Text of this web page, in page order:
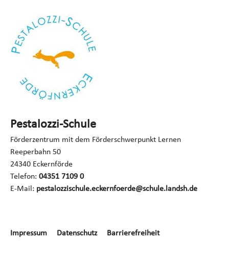
Pestalozzi-Schule
Förderzentrum mit dem Förderschwerpunkt Lernen
Reeperbahn 50
24340 Eckernförde
Telefon: 04351 7109 0
E-Mail: pestalozzischule.eckernfoerde@schule.landsh.de
überspringen
Impressum Datenschutz Barrierefreiheit